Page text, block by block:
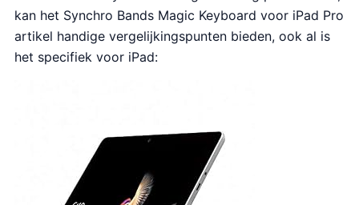
kan het Synchro Bands Magic Keyboard voor iPad Pro
artikel handige vergelijkingspunten bieden, ook al is
het specifiek voor iPad: